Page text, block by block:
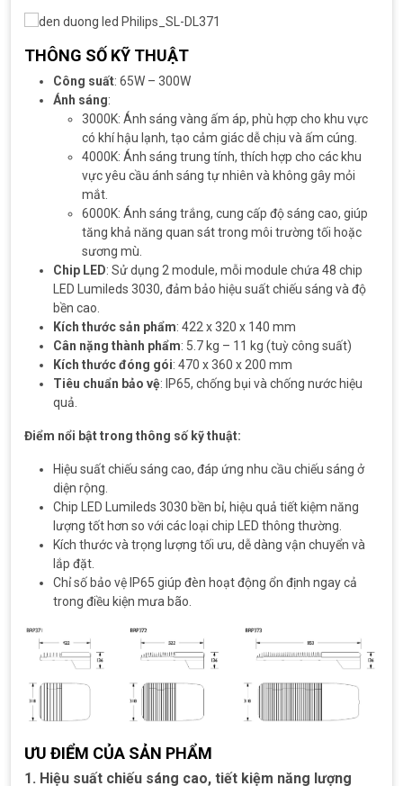
THÔNG SỐ KỸ THUẬT
Công suất: 65W – 300W
Ánh sáng:
3000K: Ánh sáng vàng ấm áp, phù hợp cho khu vực
có khí hậu lạnh, tạo cảm giác dễ chịu và ấm cúng.
4000K: Ánh sáng trung tính, thích hợp cho các khu
vực yêu cầu ánh sáng tự nhiên và không gây mỏi
mắt.
6000K: Ánh sáng trắng, cung cấp độ sáng cao, giúp
tăng khả năng quan sát trong môi trường tối hoặc
sương mù.
Chip LED: Sử dụng 2 module, mỗi module chứa 48 chip
LED Lumileds 3030, đảm bảo hiệu suất chiếu sáng và độ
bền cao.
Kích thước sản phẩm: 422 x 320 x 140 mm
Cân nặng thành phẩm: 5.7 kg – 11 kg (tuỳ công suất)
Kích thước đóng gói: 470 x 360 x 200 mm
Tiêu chuẩn bảo vệ: IP65, chống bụi và chống nước hiệu
quả.
Điểm nổi bật trong thông số kỹ thuật:
Hiệu suất chiếu sáng cao, đáp ứng nhu cầu chiếu sáng ở
diện rộng.
Chip LED Lumileds 3030 bền bỉ, hiệu quả tiết kiệm năng
lượng tốt hơn so với các loại chip LED thông thường.
Kích thước và trọng lượng tối ưu, dễ dàng vận chuyển và
lắp đặt.
Chỉ số bảo vệ IP65 giúp đèn hoạt động ổn định ngay cả
trong điều kiện mưa bão.
ƯU ĐIỂM CỦA SẢN PHẨM
1. Hiệu suất chiếu sáng cao, tiết kiệm năng lượng